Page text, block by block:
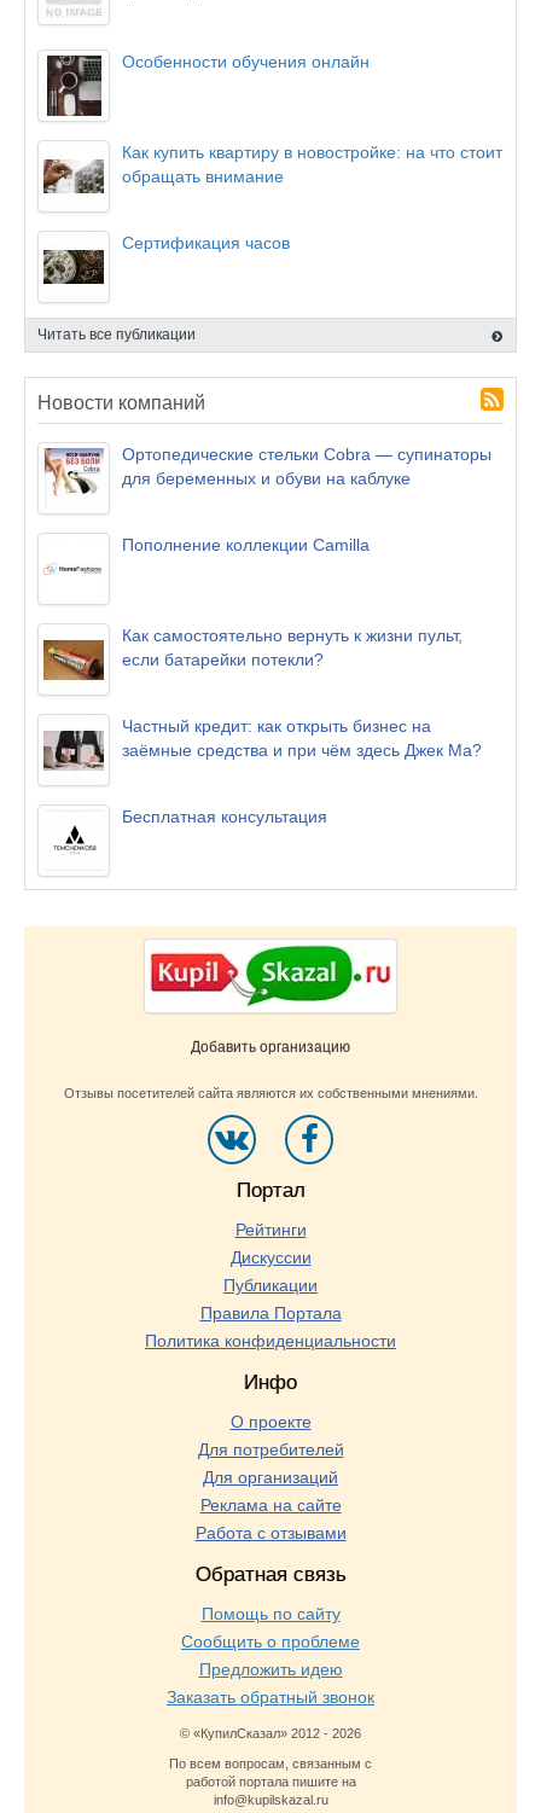
Особенности обучения онлайн
Как купить квартиру в новостройке: на что стоит
обращать внимание
Сертификация часов
Читать все публикации
Новости компаний
Ортопедические стельки Cobra — супинаторы
для беременных и обуви на каблуке
Пополнение коллекции Camilla
Как самостоятельно вернуть к жизни пульт,
если батарейки потекли?
Частный кредит: как открыть бизнес на
заёмные средства и при чём здесь Джек Ма?
Бесплатная консультация
Добавить организацию
Отзывы посетителей сайта являются их собственными мнениями.
Портал
Рейтинги
Дискуссии
Публикации
Правила Портала
Политика конфиденциальности
Инфо
О проекте
Для потребителей
Для организаций
Реклама на сайте
Работа с отзывами
Обратная связь
Помощь по сайту
Сообщить о проблеме
Предложить идею
Заказать обратный звонок
© «КупилСказал» 2012 - 2026
По всем вопросам, связанным с
работой портала пишите на
info@kupilskazal.ru